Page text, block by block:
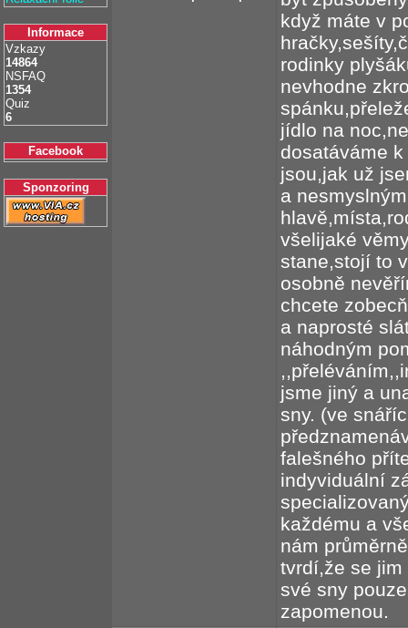
Informace
Vzkazy
14864
NSFAQ
1354
Quiz
6
Facebook
Sponzoring
když máte v
rodinky
nevhodne
jídlo na
dosatáváme
jsou,jak už
a
všelijaké
stane,stojí to
osobně
chcete
a naprosté
náhodným
jsme jiný a
sny. (ve
falešného
indyviduální
každému a
nám
tvrdí,že se
své sny
zapomenou.